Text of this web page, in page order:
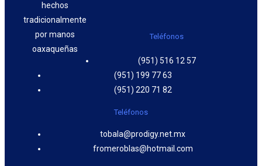
hechos
tradicionalmente
por manos
oaxaqueñas
Teléfonos
(951) 516 12 57
(951) 199 77 63
(951) 220 71 82
Teléfonos
tobala@prodigy.net.mx
fromeroblas@hotmail.com